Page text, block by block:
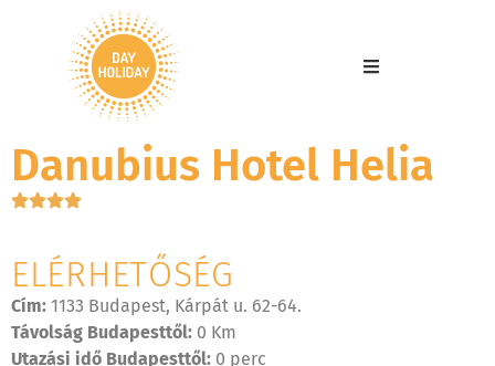
Danubius Hotel Helia
ELÉRHETŐSÉG
Cím: 1133 Budapest, Kárpát u. 62-64.
Távolság Budapesttől: 0 Km
Utazási idő Budapesttől: 0 perc